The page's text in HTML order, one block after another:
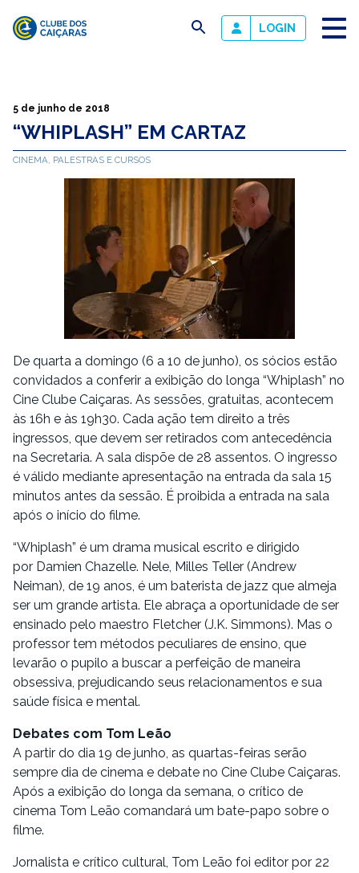
Caiçaras
busca LOGIN
5 de junho de 2018
“WHIPLASH” EM CARTAZ
CINEMA, PALESTRAS E CURSOS
De quarta a domingo (6 a 10 de junho), os sócios estão
convidados a conferir a exibição do longa “Whiplash” no
Cine Clube Caiçaras. As sessões, gratuitas, acontecem
às 16h e às 19h30. Cada ação tem direito a três
ingressos, que devem ser retirados com antecedência
na Secretaria. A sala dispõe de 28 assentos. O ingresso
é válido mediante apresentação na entrada da sala 15
minutos antes da sessão. É proibida a entrada na sala
após o início do filme.
“Whiplash” é um drama musical escrito e dirigido
por Damien Chazelle. Nele, Milles Teller (Andrew
Neiman), de 19 anos, é um baterista de jazz que almeja
ser um grande artista. Ele abraça a oportunidade de ser
ensinado pelo maestro Fletcher (J.K. Simmons). Mas o
professor tem métodos peculiares de ensino, que
levarão o pupilo a buscar a perfeição de maneira
obsessiva, prejudicando seus relacionamentos e sua
saúde física e mental.
Debates com Tom Leão
A partir do dia 19 de junho, as quartas-feiras serão
sempre dia de cinema e debate no Cine Clube Caiçaras.
Após a exibição do longa da semana, o crítico de
cinema Tom Leão comandará um bate-papo sobre o
filme.
Jornalista e crítico cultural, Tom Leão foi editor por 22